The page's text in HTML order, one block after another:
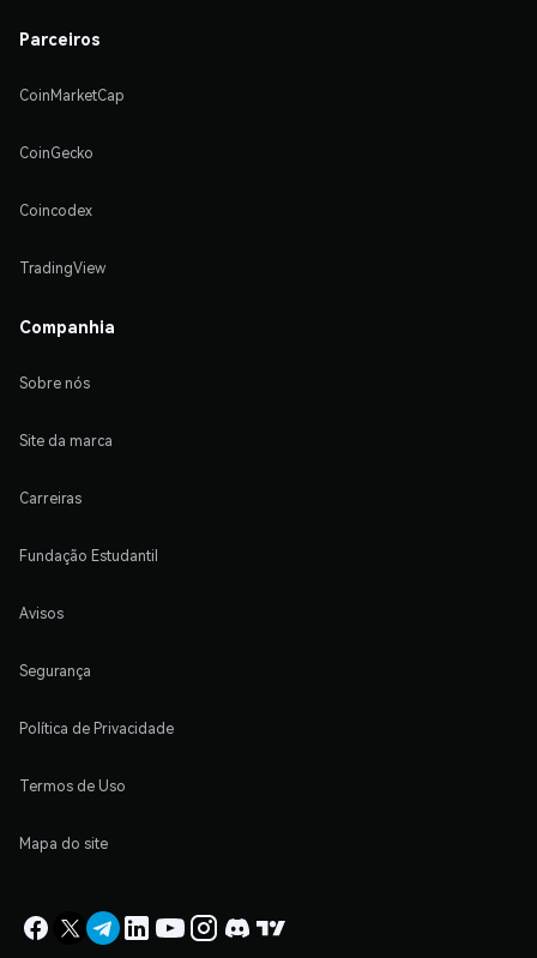
Parceiros
CoinMarketCap
CoinGecko
Coincodex
TradingView
Companhia
Sobre nós
Site da marca
Carreiras
Fundação Estudantil
Avisos
Segurança
Política de Privacidade
Termos de Uso
Mapa do site